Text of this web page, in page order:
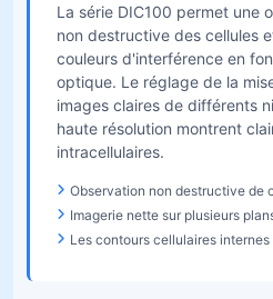
La série DIC100 permet une
non destructive des cellules
couleurs d'interférence en
optique. Le réglage de la
images claires de différents
haute résolution montrent
intracellulaires.
Observation non destructive de
Imagerie nette sur plusieurs
Les contours cellulaires